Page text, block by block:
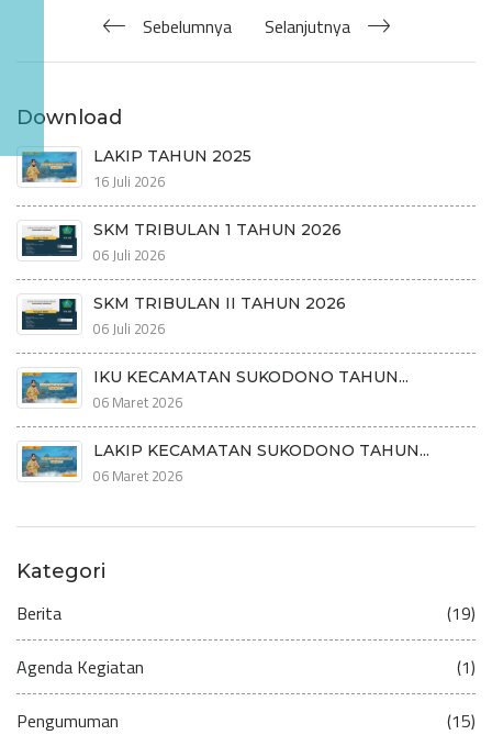
Sebelumnya Selanjutnya
Download
LAKIP TAHUN 2025
16 Juli 2026
SKM TRIBULAN 1 TAHUN 2026
06 Juli 2026
SKM TRIBULAN II TAHUN 2026
06 Juli 2026
IKU KECAMATAN SUKODONO TAHUN...
06 Maret 2026
LAKIP KECAMATAN SUKODONO TAHUN...
06 Maret 2026
Kategori
Berita (19)
Agenda Kegiatan (1)
Pengumuman (15)